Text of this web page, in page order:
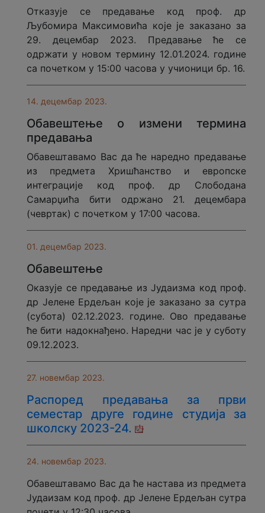
Отказује се предавање код проф. др
Љубомира Максимовића које је заказано за
29. децембар 2023. Предавање ће се
одржати у новом термину 12.01.2024. године
са почетком у 15:00 часова у учионици бр. 16.
14. децембар 2023.
Обавештење о измени термина
предавања
Обавештавамо Вас да ће наредно предавање
из предмета Хришћанство и европске
интеграције код проф. др Слободана
Самарџића бити одржано 21. децембара
(чевртак) с почетком у 17:00 часова.
01. децембар 2023.
Обавештење
Оказује се предавање из Јудаизма код проф.
др Јелене Ердељан које је заказано за сутра
(субота) 02.12.2023. године. Ово предавање
ће бити надокнађено. Наредни час је у суботу
09.12.2023.
27. новембар 2023.
Распоред предавања за први
семестар друге године студија за
школску 2023-24.
24. новембар 2023.
Обавештавамо Вас да ће настава из предмета
Јудаизам код проф. др Јелене Ердељан сутра